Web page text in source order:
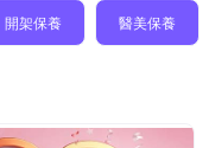
開架保養 醫美保養